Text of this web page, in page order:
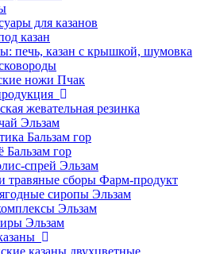
для казанов
казан
печь, казан с крышкой, шумовка
ножи Пчак
жевательная резинка
Эльзам
Бальзам гор
гор
спрей Эльзам
травяные сборы Фарм-продукт
сиропы Эльзам
Эльзам
Эльзам
казаны двухцветные